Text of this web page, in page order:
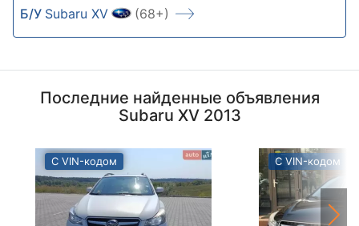
Б/У Subaru XV (68+)
Последние найденные объявления
Subaru XV 2013
С VIN-кодом С VIN-кодом